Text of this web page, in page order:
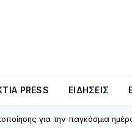
PRESS ΕΙΔΉΣΕΙΣ
για την παγκόσμια